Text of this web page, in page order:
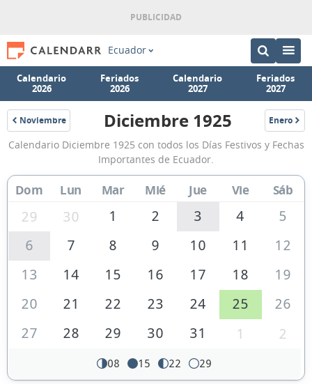
Ecuador
Calendario
2026
Feriados
2026
Calendario
2027
Feriados
2027
Noviembre
1925
Calendario
Diciembre
1925
Ecuador
Diciembre 1925 Enero
1926
Calendario Diciembre 1925 con todos los Días Festivos y Fechas
Importantes de Ecuador.
Dom Lun Mar Mié Jue Vie Sáb
29 30 1 2 3 4
5
6
7 8 9 10 11
12
13
14 15 16 17 18
19
20
21 22 23 24 25
26
27
28 29 30 31 1 2
08 15 22 29